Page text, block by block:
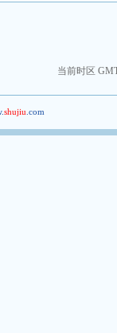
当前时区
shujiu .com